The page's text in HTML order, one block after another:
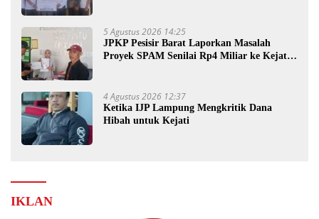
5 Agustus 2026 14:25
JPKP Pesisir Barat Laporkan Masalah
Proyek SPAM Senilai Rp4 Miliar ke Kejati
4 Agustus 2026 12:37
Ketika IJP Lampung Mengkritik Dana
Hibah untuk Kejati
IKLAN